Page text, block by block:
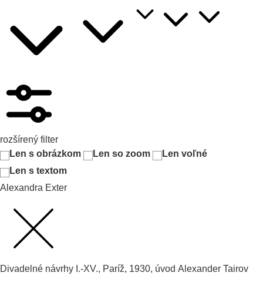
rozšírený filter
Len s obrázkom
Len so zoom
Len voľné
Len s textom
Alexandra Exter
Divadelné návrhy I.-XV., Paríž, 1930, úvod Alexander Tairov